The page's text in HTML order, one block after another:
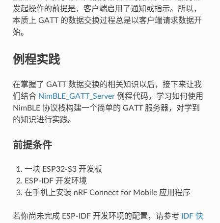
发起操作的前提是，客户端启用了通知或指示。所以，
本质上 GATT 的数据交换过程总是以客户端请求数据开
始。
例程实践
在掌握了 GATT 数据交换的相关知识以后，接下来让我
们结合 NimBLE_GATT_Server 例程代码，学习如何使用
NimBLE 协议栈构建一个简单的 GATT 服务器，对学到
的知识进行实践。
前提条件
一块 ESP32-S3 开发板
ESP-IDF 开发环境
在手机上安装 nRF Connect for Mobile 应用程序
若你尚未完成 ESP-IDF 开发环境的配置，请参考
IDF 快